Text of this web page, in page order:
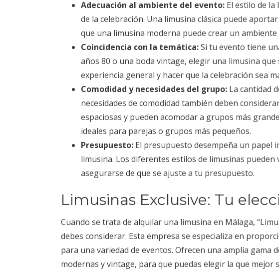
Adecuación al ambiente del evento: El estilo de
de la celebración. Una limusina clásica puede
que una limusina moderna puede crear un
Coincidencia con la temática:Si tu evento tiene
años 80 o una boda vintage, elegir una limusina
experiencia general y hacer que la celebración sea
Comodidad y necesidades del grupo: La cantidad
necesidades de comodidad también deben
espaciosas y pueden acomodar a grupos más
ideales para parejas o grupos más pequeños.
Presupuesto: El presupuesto desempeña un papel
limusina. Los diferentes estilos de limusinas
asegurarse de que se ajuste a tu presupuesto.
Limusinas Exclusive: Tu
Cuando se trata de alquilar una limusina en Málaga,
debes considerar. Esta empresa se especializa en
para una variedad de eventos. Ofrecen una amplia gama
modernas y vintage, para que puedas elegir la que mejor